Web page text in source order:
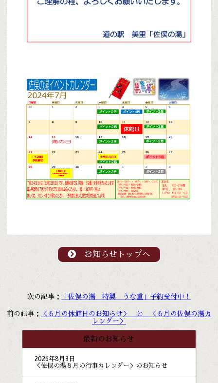
お知らせトップへ
次の記事： 「佐俣の湯 特製 うな重」予約受付中！
前の記事：
＜６月の休館日のお知らせ＞ と ＜６月の佐俣の湯カ
レンダー＞
最新のお知らせ
2026年8月3日
＜佐俣の湯８月の行事カレンダー＞のお知らせ